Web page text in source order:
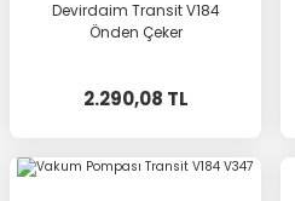
Devirdaim Transit V184
Önden Çeker
2.290,08 TL